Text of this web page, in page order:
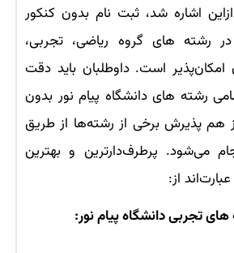
اشاره شد، ثبت نام بدون کنکور
در رشته های گروه ریاضی، تجربی،
امکان‌پذیر است. داوطلبان باید دقت
رشته های دانشگاه پیام نور بدون
هم پذیرش برخی از رشته‌ها از طریق
می‌شود. پرطرف‌دارترین و بهترین
از:
تجربی دانشگاه پیام نور: